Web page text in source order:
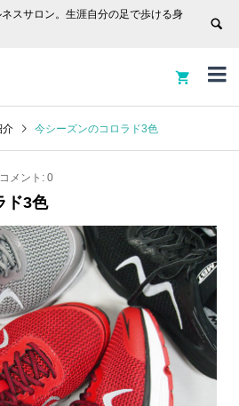
スサロン。生涯自分の足で歩ける身


介 今シーズンのコロラド3色
コメント: 0
ド3色